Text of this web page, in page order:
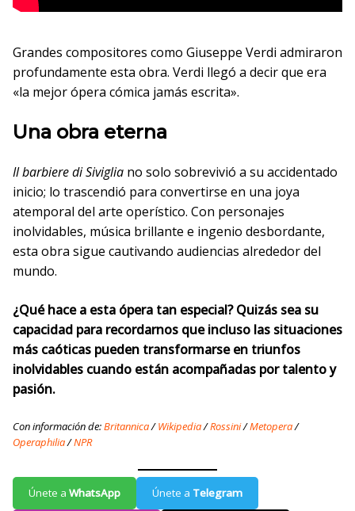
Grandes compositores como Giuseppe Verdi admiraron
profundamente esta obra. Verdi llegó a decir que era
«la mejor ópera cómica jamás escrita».
Una obra eterna
Il barbiere di Siviglia no solo sobrevivió a su accidentado
inicio; lo trascendió para convertirse en una joya
atemporal del arte operístico. Con personajes
inolvidables, música brillante e ingenio desbordante,
esta obra sigue cautivando audiencias alrededor del
mundo.
¿Qué hace a esta ópera tan especial? Quizás sea su
capacidad para recordarnos que incluso las situaciones
más caóticas pueden transformarse en triunfos
inolvidables cuando están acompañadas por talento y
pasión.
Con información de:Britannica/Wikipedia/Rossini/Metopera/
Operaphilia/NPR
Únete a WhatsApp Únete a Telegram